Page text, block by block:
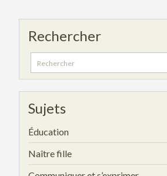
Rechercher
Search
for:
Sujets
Éducation
Naître fille